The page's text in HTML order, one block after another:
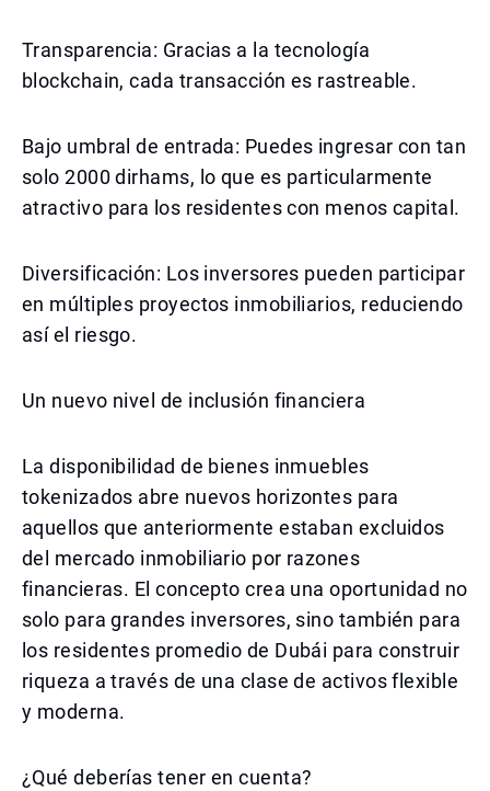
Transparencia: Gracias a la tecnología
blockchain, cada transacción es rastreable.
Bajo umbral de entrada: Puedes ingresar con tan
solo 2000 dirhams, lo que es particularmente
atractivo para los residentes con menos capital.
Diversificación: Los inversores pueden participar
en múltiples proyectos inmobiliarios, reduciendo
así el riesgo.
Un nuevo nivel de inclusión financiera
La disponibilidad de bienes inmuebles
tokenizados abre nuevos horizontes para
aquellos que anteriormente estaban excluidos
del mercado inmobiliario por razones
financieras. El concepto crea una oportunidad no
solo para grandes inversores, sino también para
los residentes promedio de Dubái para construir
riqueza a través de una clase de activos flexible
y moderna.
¿Qué deberías tener en cuenta?